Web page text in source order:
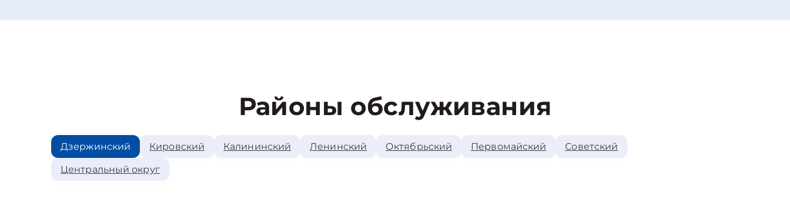
Районы обслуживания
Дзержинский Кировский Калининский Ленинский Октябрьский Первомайский Советский
Центральный округ